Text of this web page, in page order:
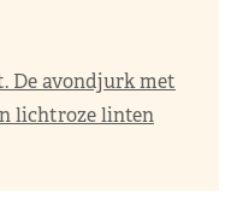
De avondjurk met
lichtroze linten